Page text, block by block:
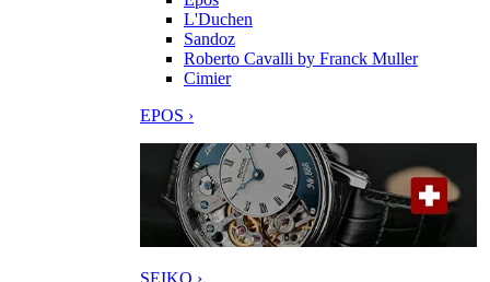
L'Duchen
Sandoz
Roberto Cavalli by Franck Muller
Cimier
EPOS ›
SEIKO ›